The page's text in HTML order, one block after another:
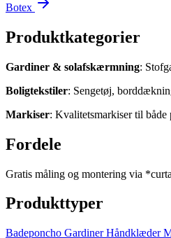
Botex
Produktkategorier
Gardiner & solafskærmning:
Boligtekstiler: Sengetøj,
Markiser: Kvalitetsmarkiser til både
Fordele
Gratis måling og montering via
Produkttyper
Badeponcho GardinerHåndklæder